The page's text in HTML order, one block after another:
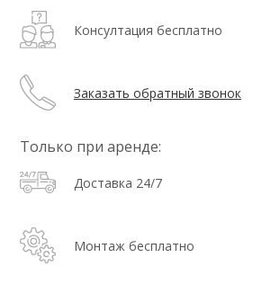
Консултация бесплатно
Заказать обратный звонок
Только при аренде:
Доставка 24/7
Монтаж бесплатно